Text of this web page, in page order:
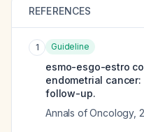
REFERENCES
1 Guideline
esmo-esgo-estro
endometrial
follow-up.
Annals of Oncology,